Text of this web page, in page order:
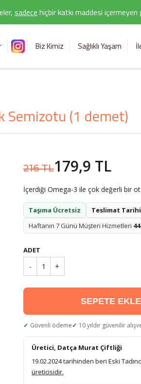
sadecehiçbir katkı maddesi içermeyen
Biz Kimiz Sağlıklı Yaşam
Semizotu (1 demet)
216 TL179,9 TL
İçerdiği Omega-3 ile çok değerli bir
Taşıma Ücretsiz Teslimat
Haftanın 7 Günü Müşteri Hizmetleri
ADET
- 1 +
SEPETE EKLE
Güvenli ödeme 10 yıldır güvenilir
Üretici, Datça Murat Çiftliği
19.02.2024 tarihinden beri Eski
üreticisidir.